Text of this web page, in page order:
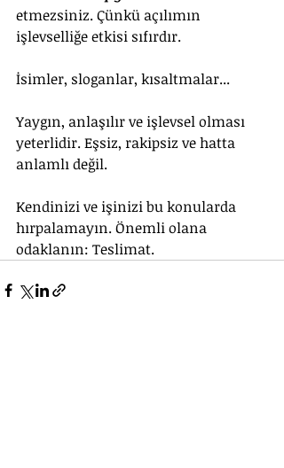
etmezsiniz. Çünkü açılımın
işlevselliğe etkisi sıfırdır.
İsimler, sloganlar, kısaltmalar...
Yaygın, anlaşılır ve işlevsel olması
yeterlidir. Eşsiz, rakipsiz ve hatta
anlamlı değil.
Kendinizi ve işinizi bu konularda
hırpalamayın. Önemli olana
odaklanın: Teslimat.